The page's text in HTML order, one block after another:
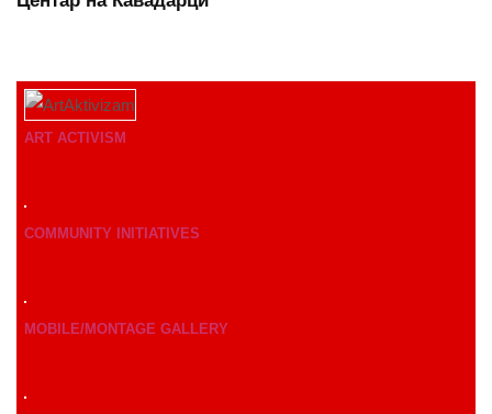
ART ACTIVISM
COMMUNITY INITIATIVES
MOBILE/MONTAGE GALLERY